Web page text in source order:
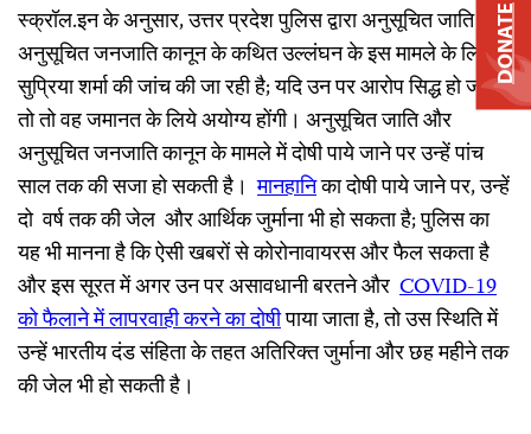
स्क्रॉल.इन के अनुसार, उत्तर प्रदेश पुलिस द्वारा अनुसूचित जाति और
अनुसूचित जनजाति कानून के कथित उल्लंघन के इस मामले के लिये
सुप्रिया शर्मा की जांच की जा रही है; यदि उन पर आरोप सिद्ध हो जाते हैं
तो तो वह जमानत के लिये अयोग्य होंगी। अनुसूचित जाति और
अनुसूचित जनजाति कानून के मामले में दोषी पाये जाने पर उन्हें पांच
साल तक की सजा हो सकती है।मानहानिका दोषी पाये जाने पर, उन्हें
दो वर्ष तक की जेल और आर्थिक जुर्माना भी हो सकता है; पुलिस का
यह भी मानना है कि ऐसी खबरों से कोरोनावायरस और फैल सकता है
और इस सूरत में अगर उन पर असावधानी बरतने और COVID-19
कोफैलानेमेंलापरवाहीकरनेकादोषीपाया जाता है, तो उस स्थिति में
उन्हें भारतीय दंड संहिता के तहत अतिरिक्त जुर्माना और छह महीने तक
की जेल भी हो सकती है।
DONATE